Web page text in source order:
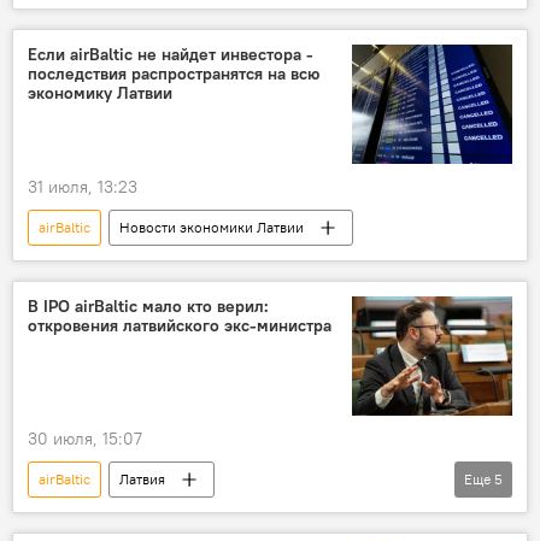
Армандс Пуче
Если airBaltic не найдет инвестора -
последствия распространятся на всю
экономику Латвии
31 июля, 13:23
airBaltic Новости экономики Латвии
В IPO airBaltic мало кто верил:
откровения латвийского экс-министра
30 июля, 15:07
airBaltic
Латвия
Новости экономики Латвии
Еще 5